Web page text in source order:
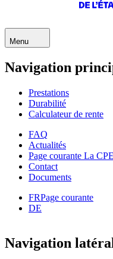
Menu
Navigation
Prestations
Durabilité
Calculateur de rente
FAQ
Actualités
Page courante La
Contact
Documents
FRPage courante
DE
Navigation